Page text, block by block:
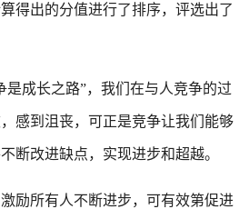
得出的分值进行了排序，评选出了
是成长之路”，我们在与人竞争的过
感到沮丧，可正是竞争让我们能够
断改进缺点，实现进步和超越。
励所有人不断进步，可有效第促进